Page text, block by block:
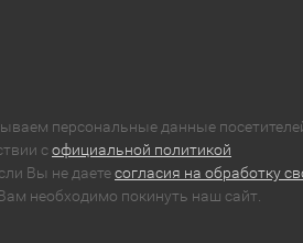
персональные данные
софициальной политикой
Вы не даетесогласия на обработку
Вам необходимо покинуть наш сайт.